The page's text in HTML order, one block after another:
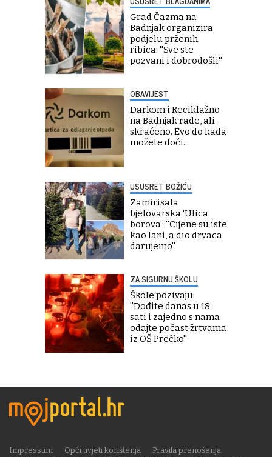
Grad Čazma na
Badnjak organizira
podjelu prženih
ribica: ''Sve ste
pozvani i dobrodošli''
OBAVIJEST
Darkom i Reciklažno
na Badnjak rade, ali
skraćeno. Evo do kada
možete doći...
USUSRET BOŽIĆU
Zamirisala
bjelovarska 'Ulica
borova': ''Cijene su iste
kao lani, a dio drvaca
darujemo''
ZA SIGURNU ŠKOLU
Škole pozivaju:
''Dođite danas u 18
sati i zajedno s nama
odajte počast žrtvama
iz OŠ Prečko''
Impressum Opći uvjeti korištenja
Pravila prenošenja